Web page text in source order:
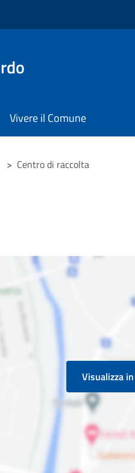
Vivere il Comune
> Centro di raccolta
Visualizza